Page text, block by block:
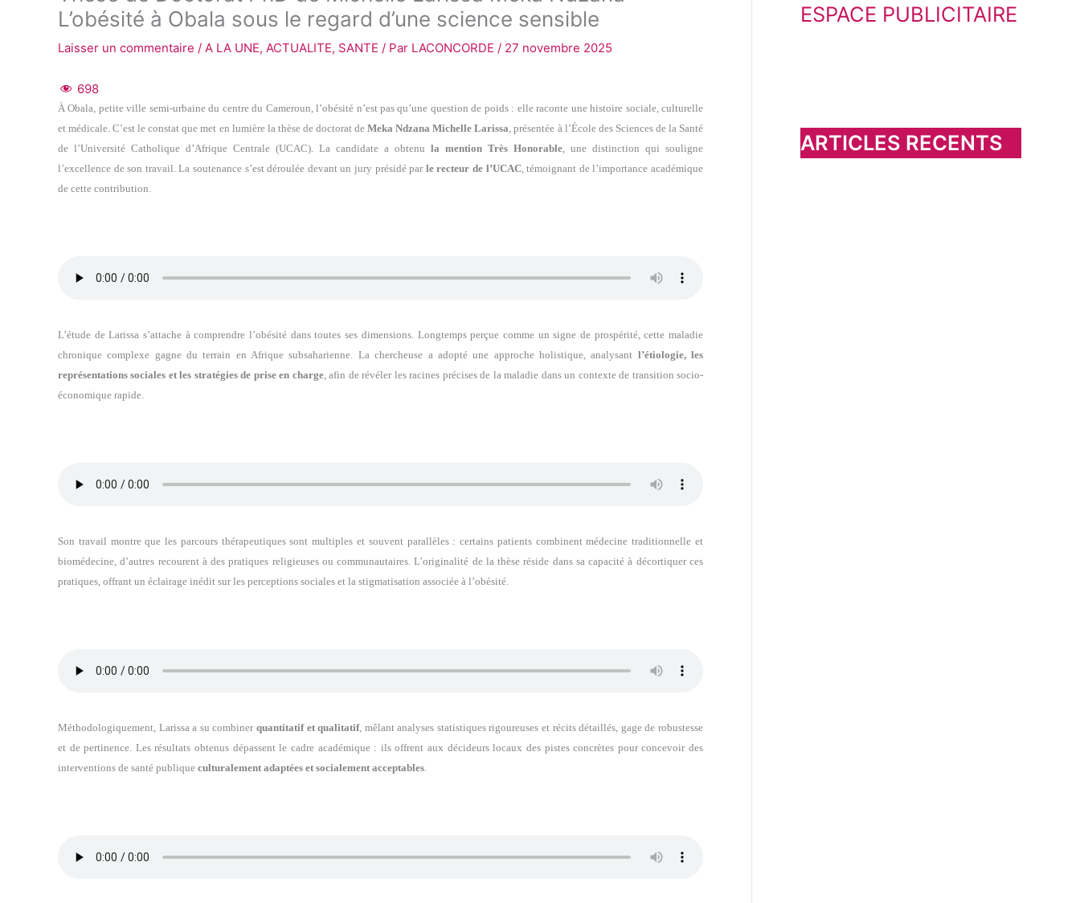
L’obésité à Obala sous le regard d’une science sensible
Laisser un commentaire / A LA UNE, ACTUALITE, SANTE / Par LACONCORDE / 27 novembre 2025
698
À Obala, petite ville semi-urbaine du centre du Cameroun, l’obésité n’est pas qu’une question de poids : elle raconte une histoire sociale, culturelle
et médicale. C’est le constat que met en lumière la thèse de doctorat deMeka Ndzana Michelle Larissa, présentée à l’École des Sciences de la Santé
de l’Université Catholique d’Afrique Centrale (UCAC). La candidate a obtenu la mention Très Honorable, une distinction qui souligne
l’excellence de son travail. La soutenance s’est déroulée devant un jury présidé par le recteur de l’UCAC, témoignant de l’importance académique
de cette contribution.
L’étude de Larissa s’attache à comprendre l’obésité dans toutes ses dimensions. Longtemps perçue comme un signe de prospérité, cette maladie
chronique complexe gagne du terrain en Afrique subsaharienne. La chercheuse a adopté une approche holistique, analysant l’étiologie, les
représentations sociales et les stratégies de prise en charge, afin de révéler les racines précises de la maladie dans un contexte de transition socio-
économique rapide.
Son travail montre que les parcours thérapeutiques sont multiples et souvent parallèles : certains patients combinent médecine traditionnelle et
biomédecine, d’autres recourent à des pratiques religieuses ou communautaires. L’originalité de la thèse réside dans sa capacité à décortiquer ces
pratiques, offrant un éclairage inédit sur les perceptions sociales et la stigmatisation associée à l’obésité.
Méthodologiquement, Larissa a su combiner quantitatif et qualitatif, mêlant analyses statistiques rigoureuses et récits détaillés, gage de robustesse
et de pertinence. Les résultats obtenus dépassent le cadre académique : ils offrent aux décideurs locaux des pistes concrètes pour concevoir des
interventions de santé publique culturalement adaptées et socialement acceptables.
c
h
e
ESPACE PUBLICITAIRE
ARTICLES RECENTS